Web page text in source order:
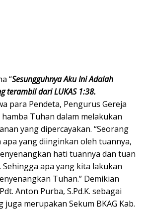
“Sesungguhnya Aku Ini Adalah
terambil dari LUKAS 1:38.
para Pendeta, Pengurus Gereja
Tuhan dalam melakukan
yang dipercayakan. “Seorang
apa yang diinginkan oleh tuannya,
hati tuannya dan tuan
apa yang kita lakukan
Tuhan.” Demikian
Anton Purba, S.Pd.K. sebagai
merupakan Sekum BKAG Kab.